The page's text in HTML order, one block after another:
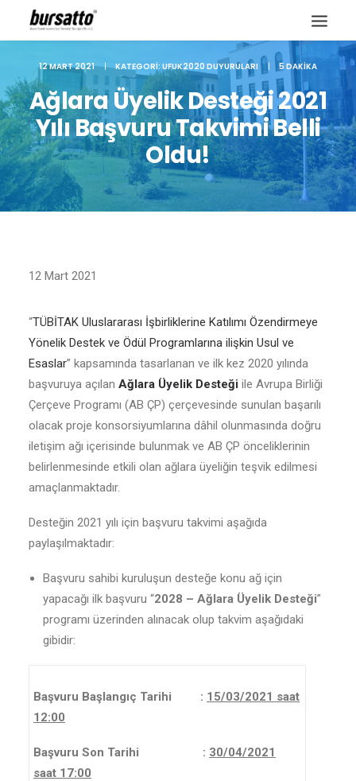
12 MART 2021 | KATEGORI:UFUK2020 DUYURULARI | 5 DAKIKA
Ağlara Üyelik Desteği 2021
Yılı Başvuru Takvimi Belli
Oldu!
12 Mart 2021
“TÜBİTAK Uluslararası İşbirliklerine Katılımı Özendirmeye
Yönelik Destek ve Ödül Programlarına ilişkin Usul ve
Esaslar” kapsamında tasarlanan ve ilk kez 2020 yılında
başvuruya açılan Ağlara Üyelik Desteği ile Avrupa Birliği
Çerçeve Programı (AB ÇP) çerçevesinde sunulan başarılı
olacak proje konsorsiyumlarına dâhil olunmasında doğru
iletişim ağı içerisinde bulunmak ve AB ÇP önceliklerinin
belirlenmesinde etkili olan ağlara üyeliğin teşvik edilmesi
amaçlanmaktadır.
Desteğin 2021 yılı için başvuru takvimi aşağıda
paylaşılmaktadır:
Başvuru sahibi kuruluşun desteğe konu ağ için
yapacağı ilk başvuru “2028 – Ağlara Üyelik Desteği”
programı üzerinden alınacak olup takvim aşağıdaki
gibidir:
Başvuru Başlangıç Tarihi : 15/03/2021 saat
12:00
Başvuru Son Tarihi : 30/04/2021
saat 17:00